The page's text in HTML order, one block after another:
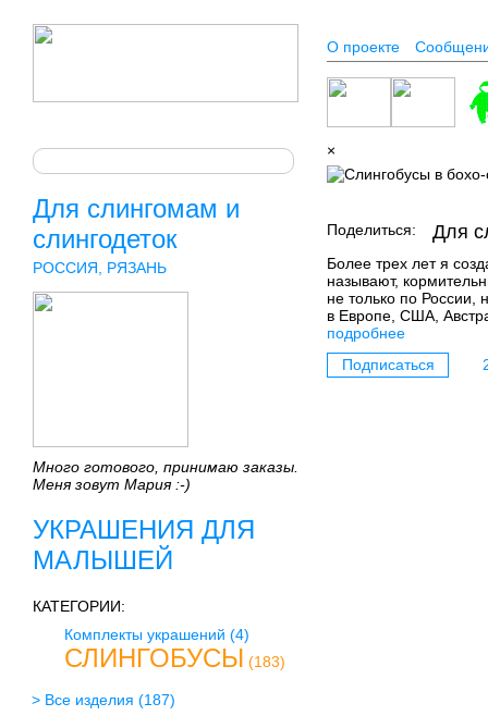
О проекте
Для слингомам и
слингодеток
РОССИЯ, РЯЗАНЬ
Много готового, принимаю заказы.
Меня зовут Мария :-)
УКРАШЕНИЯ ДЛЯ
МАЛЫШЕЙ
КАТЕГОРИИ:
Комплекты украшений (4)
СЛИНГОБУСЫ (183)
> Все изделия (187)
×
Поделиться: Для
Более трех лет я
называют,
не только по России,
в Европе, США,
подробнее
Подписаться